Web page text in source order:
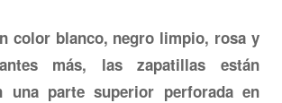
color blanco, negro limpio, rosa y
más, las zapatillas están
una parte superior perforada en